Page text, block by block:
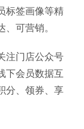
标签画像等精
可营销。
注门店公众号
下会员数据互
分、领券、享